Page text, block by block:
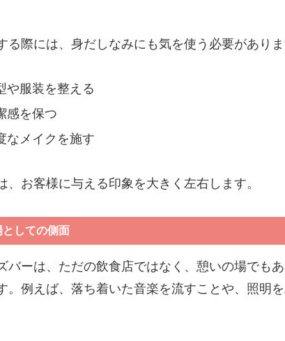
る際には、身だしなみにも気を使う必要がありま
や服装を整える
感を保つ
なメイクを施す
、お客様に与える印象を大きく左右します。
としての側面
バーは、ただの飲食店ではなく、憩いの場でも
。例えば、落ち着いた音楽を流すことや、照明